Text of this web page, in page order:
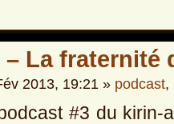
La fraternité
2013, 19:21 » podcast,
#3 du kirin-